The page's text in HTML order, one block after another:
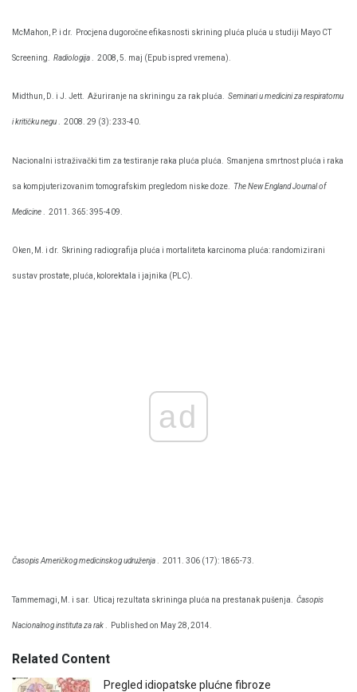
McMahon, P. i dr. Procjena dugoročne efikasnosti skrining pluća pluća u studiji Mayo CT
Screening. Radiologija 2008, 5. maj (Epub ispred vremena).
Midthun, D. i J. Jett. Ažuriranje na skriningu za rak pluća. Seminari u medicini za respiratornu
i kritičku negu. 2008. 29 (3): 233-40.
Nacionalni istraživački tim za testiranje raka pluća pluća. Smanjena smrtnost pluća i raka
sa kompjuterizovanim tomografskim pregledom niske doze. The New England Journal of
Medicine 2011. 365: 395-409.
Oken, M. i dr. Skrining radiografija pluća i mortaliteta karcinoma pluća: randomizirani
sustav prostate, pluća, kolorektala i jajnika (PLC).
ad
Časopis Američkog medicinskog udruženja. 2011. 306 (17): 1865-73.
Tammemagi, M. i sar. Uticaj rezultata skrininga pluća na prestanak pušenja. Časopis
Nacionalnog instituta za rak Published on May 28, 2014.
Related Content
Pregled idiopatske plućne fibroze